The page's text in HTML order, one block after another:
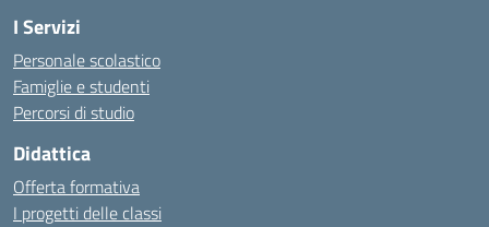
I Servizi
Personale scolastico
Famiglie e studenti
Percorsi di studio
Didattica
Offerta formativa
I progetti delle classi